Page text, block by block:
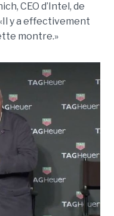
CEO d’Intel, de
y a effectivement
montre.»